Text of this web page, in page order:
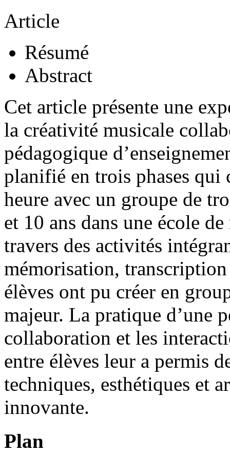
Article
Résumé
Abstract
Cet article présente une
la créativité musicale
pédagogique
planifié en trois phases qui
heure avec un groupe de
et 10 ans dans une école
travers des activités
mémorisation,
élèves ont pu créer en
majeur. La pratique d’une
collaboration et les
entre élèves leur a permis
techniques, esthétiques et
innovante.
Plan